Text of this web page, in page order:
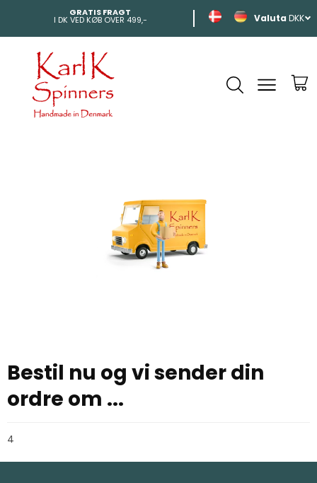
GRATIS FRAGT
I DK VED KØB OVER 499,- INDEN 2-4 DAGE
DKK
Bestil nu og vi sender din
ordre om ...
4